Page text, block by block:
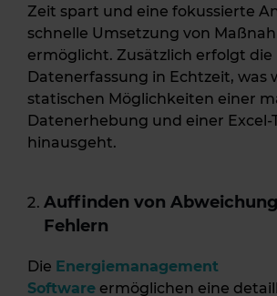
Zeit spart und eine fokussierte
schnelle Umsetzung von
ermöglicht. Zusätzlich erfolgt die
Datenerfassung in Echtzeit, was
statischen Möglichkeiten einer
Datenerhebung und einer Excel-
hinausgeht.
Auffinden von
Fehlern
Die Energiemanagement
Software ermöglichen eine